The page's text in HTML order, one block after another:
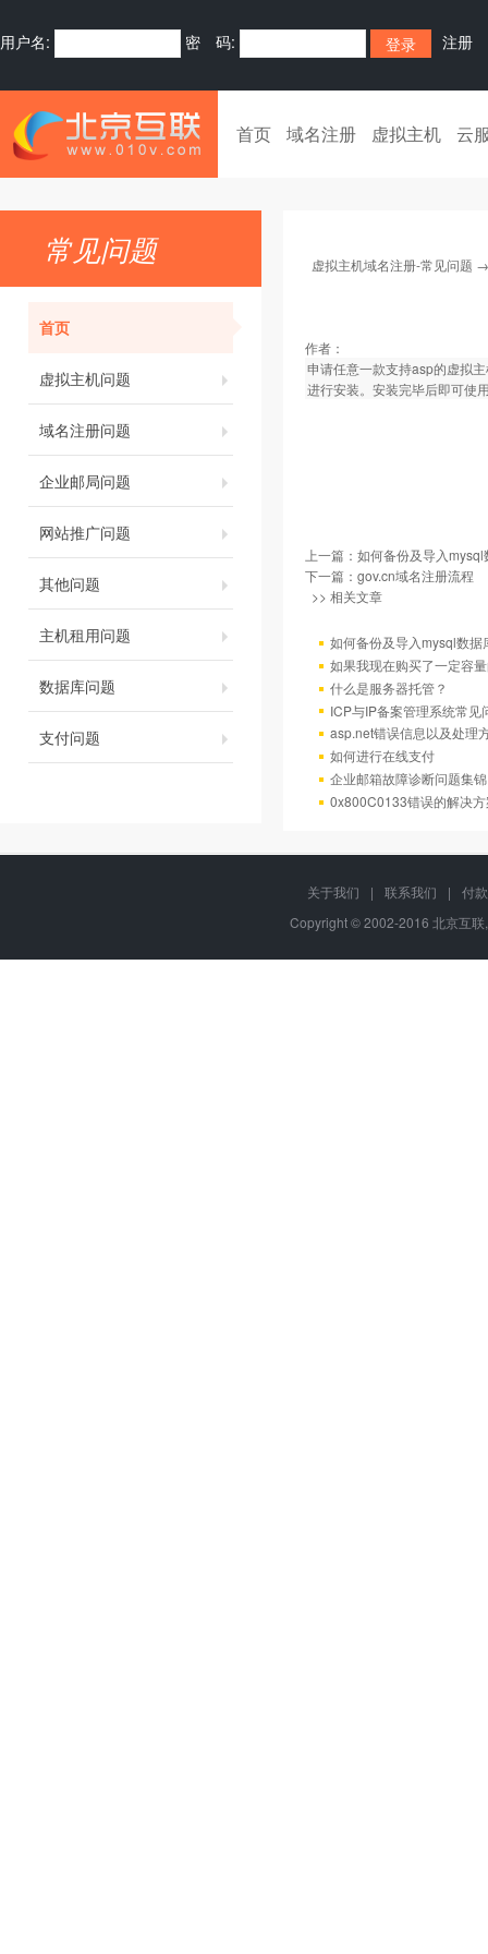
用户名: 密 码: 注册
首页 域名注册 虚拟主机 云
常见问题
首页
虚拟主机问题
域名注册问题
企业邮局问题
网站推广问题
其他问题
主机租用问题
数据库问题
支付问题
虚拟主机域名注册-常见问题
作者：
申请任意一款支持asp的虚拟
进行安装。安装完毕后即可使
上一篇： 如何备份及导入
下一篇： gov.cn域名注册流程
>> 相关文章
如何备份及导入mysql数据
如果我现在购买了一定容
什么是服务器托管？
ICP与IP备案管理系统常见
asp.net错误信息以及处理
如何进行在线支付
企业邮箱故障诊断问题集锦
0x800C0133错误的解决
关于我们 | 联系我们 |
付
Copyright © 2002-2016 北京互